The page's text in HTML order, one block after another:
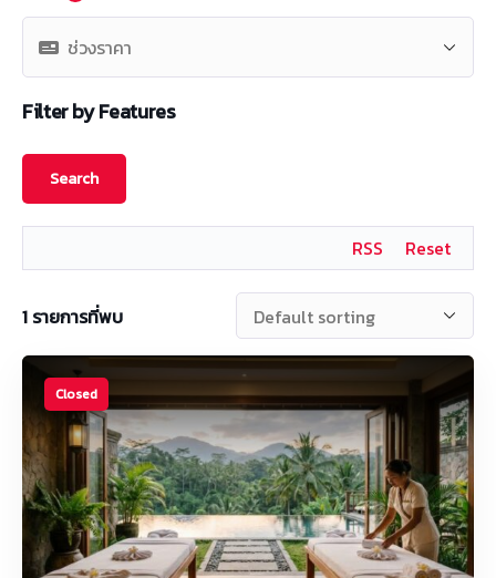
Filter by Features
Reset
RSS
1 รายการที่พบ
Closed